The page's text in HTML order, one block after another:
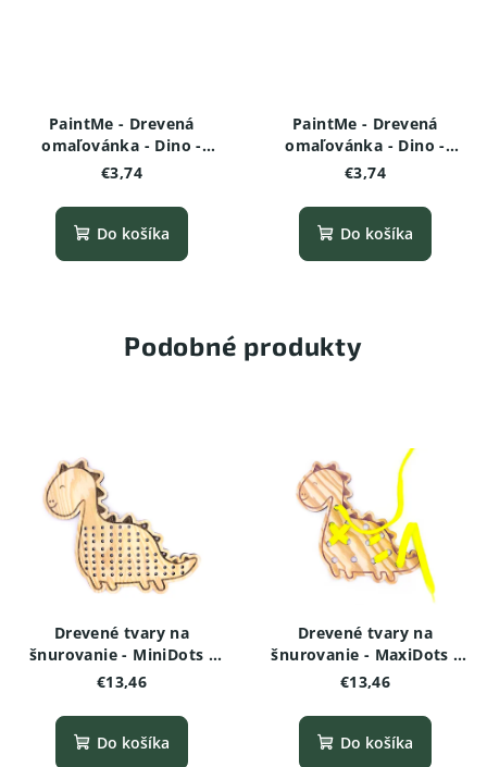
PaintMe - Drevená
omaľovánka - Dino -
Velociraptor
€3,74
Do košíka
PaintMe - Drevená
omaľovánka - Dino -
Ankylosaurus
€3,74
Do košíka
Podobné produkty
Drevené tvary na
šnurovanie - MiniDots -
Dinosaurus
€13,46
Do košíka
Drevené tvary na
šnurovanie - MaxiDots -
Dinosaurus
€13,46
Do košíka